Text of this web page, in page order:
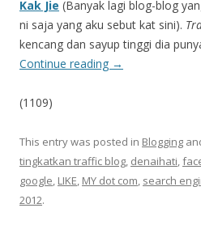
Kak Jie (Banyak lagi blog-blog
ni saja yang aku sebut kat sini).
kencang dan sayup tinggi dia
Continue reading →
(1109)
This entry was posted in Blogging
tingkatkan traffic blog, denaihati,
google, LIKE, MY dot com, search
2012.